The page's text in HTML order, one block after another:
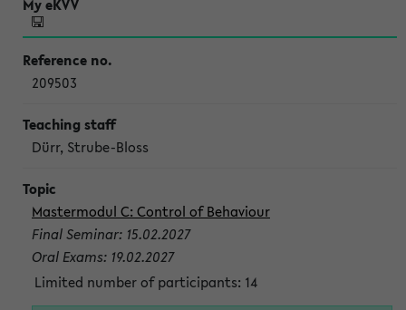
209503
Dürr, Strube-Bloss
Mastermodul C: Control of Behaviour
Final Seminar: 15.02.2027
Oral Exams: 19.02.2027
Limited number of participants: 14